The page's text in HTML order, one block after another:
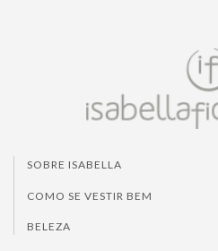
SOBRE ISABELLA
COMO SE VESTIR BEM
BELEZA